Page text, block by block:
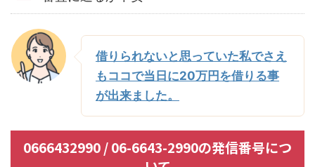
借りられないと思っていた私でさえ
もココで当日に20万円を借りる事
が出来ました。
0666432990 / 06-6643-2990の発信番号につ